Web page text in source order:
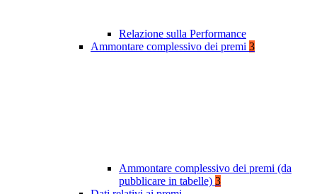
Relazione sulla Performance
Ammontare complessivo dei premi 3
Ammontare complessivo dei premi (da
pubblicare in tabelle) 3